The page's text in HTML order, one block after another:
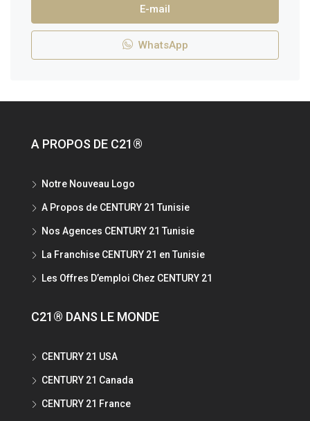
E-mail
WhatsApp
A PROPOS DE C21®
Notre Nouveau Logo
A Propos de CENTURY 21 Tunisie
Nos Agences CENTURY 21 Tunisie
La Franchise CENTURY 21 en Tunisie
Les Offres D’emploi Chez CENTURY 21
C21® DANS LE MONDE
CENTURY 21 USA
CENTURY 21 Canada
CENTURY 21 France